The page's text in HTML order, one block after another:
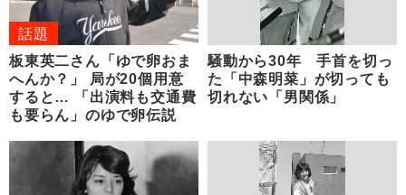
話題
板東英二さん「ゆで卵おま
へんか？」 局が20個用意
すると… 「出演料も交通費
も要らん」のゆで卵伝説
騒動から30年 手首を切っ
た「中森明菜」が切っても
切れない「男関係」